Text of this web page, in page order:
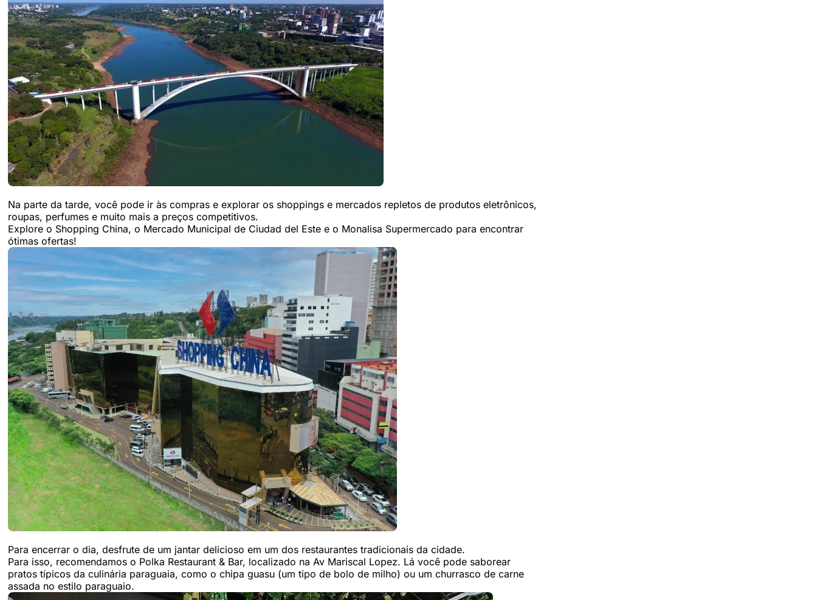
Na parte da tarde, você pode ir às compras e explorar os shoppings e mercados repletos de produtos eletrônicos,
roupas, perfumes e muito mais a preços competitivos.
Explore o Shopping China, o Mercado Municipal de Ciudad del Este e o Monalisa Supermercado para encontrar
ótimas ofertas!
Para encerrar o dia, desfrute de um jantar delicioso em um dos restaurantes tradicionais da cidade.
Para isso, recomendamos o Polka Restaurant & Bar, localizado na Av Mariscal Lopez. Lá você pode saborear
pratos típicos da culinária paraguaia, como o chipa guasu (um tipo de bolo de milho) ou um churrasco de carne
assada no estilo paraguaio.